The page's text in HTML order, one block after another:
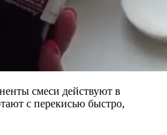
смеси действуют в
с перекисью быстро,